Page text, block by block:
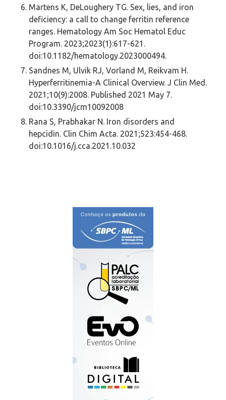
Martens K, DeLoughery TG. Sex, lies, and iron
deficiency: a call to change ferritin reference
ranges. Hematology Am Soc Hematol Educ
Program. 2023;2023(1):617-621.
doi:10.1182/hematology.2023000494.
Sandnes M, Ulvik RJ, Vorland M, Reikvam H.
Hyperferritinemia-A Clinical Overview. J Clin Med.
2021;10(9):2008. Published 2021 May 7.
doi:10.3390/jcm10092008
Rana S, Prabhakar N. Iron disorders and
hepcidin. Clin Chim Acta. 2021;523:454-468.
doi:10.1016/j.cca.2021.10.032